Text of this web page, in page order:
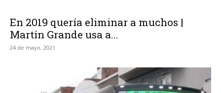
En 2019 quería eliminar a muchos |
Martín Grande usa a...
24 de mayo, 2021